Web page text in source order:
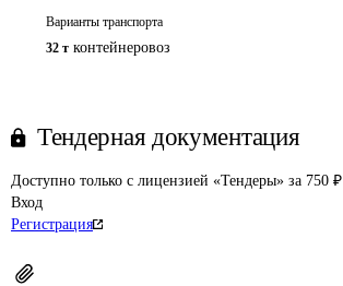
Варианты транспорта
32 т контейнеровоз
Тендерная документация
Доступно только с лицензией «Тендеры» за 750
Вход
Регистрация